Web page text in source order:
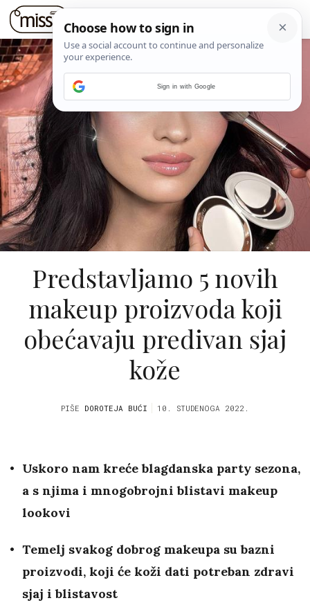
Predstavljamo 5 novih
makeup proizvoda koji
obećavaju predivan sjaj
kože
PIŠE DOROTEJA BUĆI 10. STUDENOGA 2022.
Uskoro nam kreće blagdanska party sezona,
a s njima i mnogobrojni blistavi makeup
lookovi
Temelj svakog dobrog makeupa su bazni
proizvodi, koji će koži dati potreban zdravi
sjaj i blistavost
Sign in with Google